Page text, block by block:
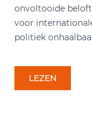
onvoltooide
voor
politiek
LEZEN